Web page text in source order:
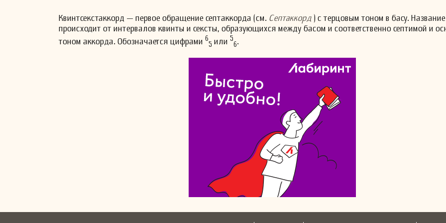
Квинтсекстаккорд — первое обращение септаккорда (см. Септаккорд ) с терцовым тоном в басу. Название
происходит от интервалов квинты и сексты, образующихся между басом и соответственно септимой и
тоном аккорда. Обозначается цифрами 6
5 или 5
6.